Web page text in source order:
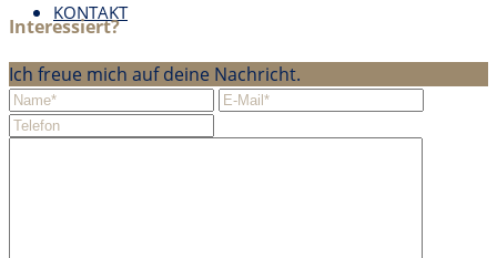
KONTAKT
Interessiert?
Ich freue mich auf deine Nachricht.